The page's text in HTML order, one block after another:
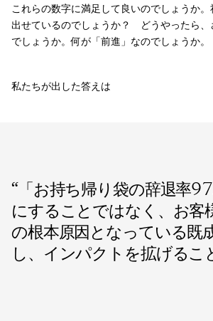
これらの数字に満足して良いのでしょうか
出せているのでしょうか？ どうやったら、
でしょうか。何が「前進」なのでしょうか。
私たちが出した答えは
“「お持ち帰り袋の辞退率
にすることではなく、お客
の根本原因となっている既
し、インパクトを拡げるこ